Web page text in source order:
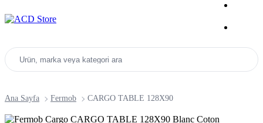
Ürün, marka veya kategori ara
Ana Sayfa Fermob CARGO TABLE 128X90